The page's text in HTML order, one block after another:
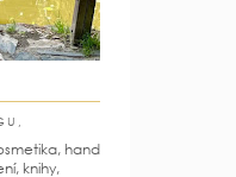
hand
knihy,